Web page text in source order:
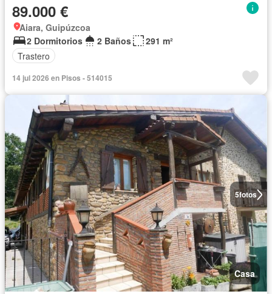
89.000 €
Aiara, Guipúzcoa
2 Dormitorios
2 Baños
291 m²
Trastero
14 jul 2026 en Pisos - 514015
5fotos
Casa